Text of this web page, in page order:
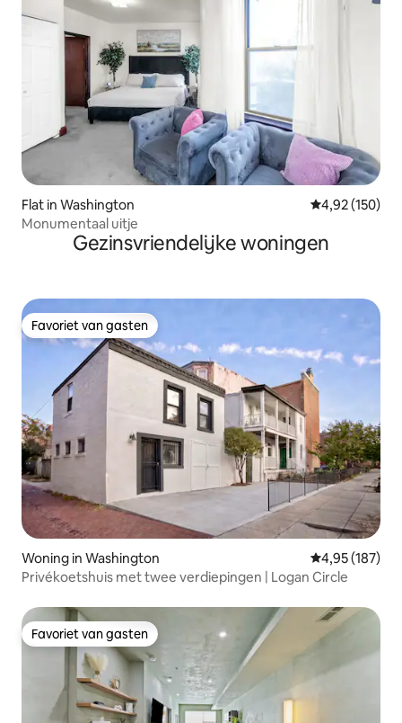
Flat in Washington Gemiddelde
4,92 (150)
Monumentaal uitje
Gezinsvriendelijke woningen
Favoriet van gasten
Favoriet van gasten
Woning in Washington Gemiddelde
4,95 (187)
Privékoetshuis met twee verdiepingen | Logan Circle
Favoriet van gasten
Favoriet van gasten